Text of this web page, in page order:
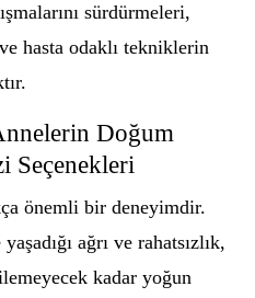
sürdürmeleri,
hasta odaklı tekniklerin
Doğum
Seçenekleri
önemli bir deneyimdir.
ağrı ve rahatsızlık,
kadar yoğun